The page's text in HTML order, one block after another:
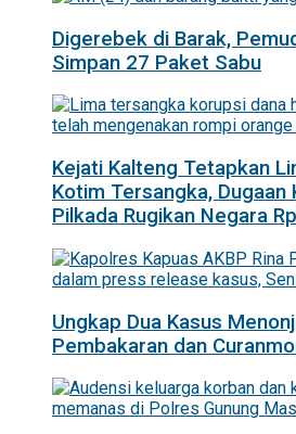
Digerebek di Barak,
Simpan 27 Paket Sabu
Kejati Kalteng Tetapkan
Kotim Tersangka, Dugaan
Pilkada Rugikan Negara
Ungkap Dua Kasus
Pembakaran dan